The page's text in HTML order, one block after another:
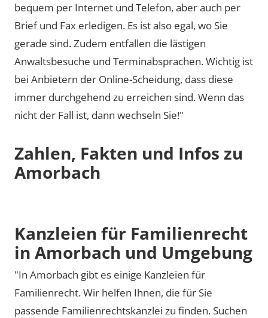
bequem per Internet und Telefon, aber auch per
Brief und Fax erledigen. Es ist also egal, wo Sie
gerade sind. Zudem entfallen die lästigen
Anwaltsbesuche und Terminabsprachen. Wichtig ist
bei Anbietern der Online-Scheidung, dass diese
immer durchgehend zu erreichen sind. Wenn das
nicht der Fall ist, dann wechseln Sie!"
Zahlen, Fakten und Infos zu
Amorbach
Kanzleien für Familienrecht
in Amorbach und Umgebung
"In Amorbach gibt es einige Kanzleien für
Familienrecht. Wir helfen Ihnen, die für Sie
passende Familienrechtskanzlei zu finden. Suchen